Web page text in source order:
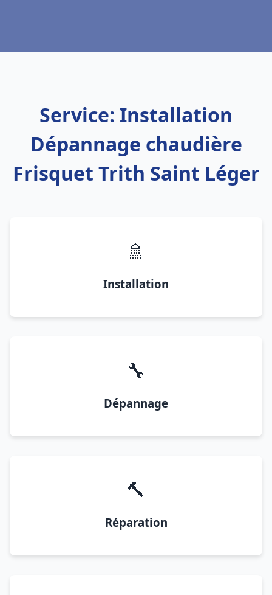
Service: Installation
Dépannage chaudière
Frisquet Trith Saint Léger
🚿
Installation
🔧
Dépannage
🔨
Réparation